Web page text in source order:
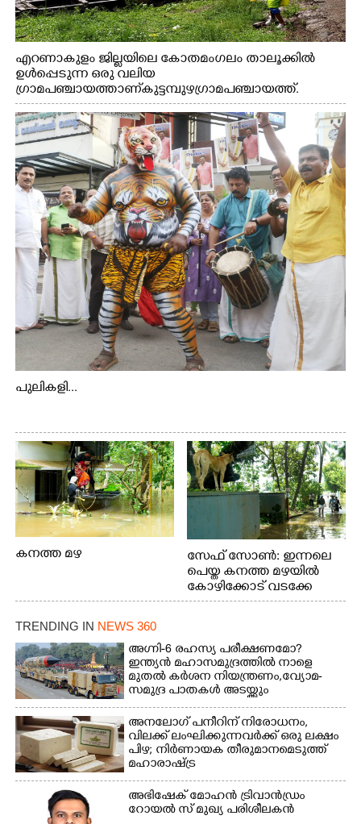
എറണാകുളം ജില്ലയിലെ കോതമംഗലം താലൂക്കിൽ
ഉൾപ്പെടുന്ന ഒരു വലിയ
ഗ്രാമപഞ്ചായത്താണ് കുട്ടമ്പുഴ ഗ്രാമ പഞ്ചായത്ത്.
ആദിവാസി ഊരുകളായ വെള്ളാരംകുത്ത്, കത്തിപ്പാറ,
ഉറിയംപെട്ടി, തേക്കല്ല്, വെട്ടിക്കല്ല്, മഞ്ചപ്പാറ എന്നീ ആറു
സ്ഥലങ്ങളിലേക്കുള്ള പ്രധാന സഞ്ചാര മാർഗമാണ് ഈ
കാണുന്ന കടത്ത് വള്ളം
പുലികളി...
കനത്ത മഴ
സേഫ് സോൺ: ഇന്നലെ
പെയ്ത കനത്ത മഴയിൽ
കോഴിക്കോട് വടക്കേ
വയലിൽ വെള്ളം
വെള്ളത്തിലൂടെ
നടന്നുവരുന്നവരെ
മതിലിനു മുകളിൽ നോക്കി
നിൽക്കുന്ന
നായ. ഫോട്ടോ: കെ.വിശ്വജി
ത്ത്
TRENDING IN NEWS 360
അഗ്നി-6 രഹസ്യ പരീക്ഷണമോ?
ഇന്ത്യൻ മഹാസമുദ്രത്തിൽ നാളെ
മുതൽ കർശന നിയന്ത്രണം,വ്യോമ-
സമുദ്ര പാതകൾ അടയ്ക്കും
അനലോഗ് പനീറിന് നിരോധനം,
വിലക്ക് ലംഘിക്കുന്നവർക്ക് ഒരു ലക്ഷം
പിഴ; നിർണായക തീരുമാനമെടുത്ത്
മഹാരാഷ്ട്ര
അഭിഷേക് മോഹൻ ട്രിവാൻഡ്രം
റോയൽ സ് മുഖ്യ പരിശീലകൻ